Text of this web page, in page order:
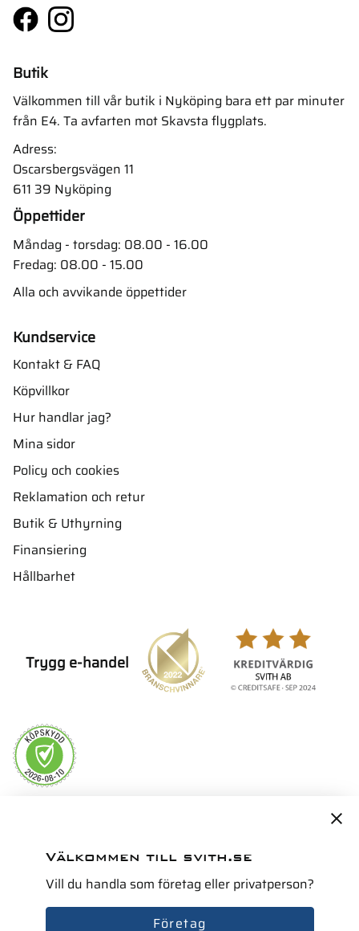
Butik
Välkommen till vår butik i Nyköping bara ett par minuter
från E4. Ta avfarten mot Skavsta flygplats.
Adress:
Oscarsbergsvägen 11
611 39 Nyköping
Öppettider
Måndag - torsdag: 08.00 - 16.00
Fredag: 08.00 - 15.00
Alla och avvikande öppettider
Kundservice
Kontakt & FAQ
Köpvillkor
Hur handlar jag?
Mina sidor
Policy och cookies
Reklamation och retur
Butik & Uthyrning
Finansiering
Hållbarhet
Trygg e-handel
Välkommen till svith.se
Vill du handla som företag eller privatperson?
Företag